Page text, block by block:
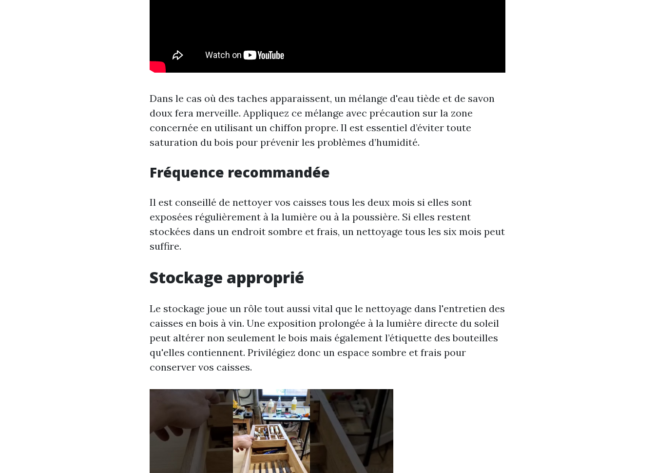
Dans le cas où des taches apparaissent, un mélange d'eau tiède et de savon
doux fera merveille. Appliquez ce mélange avec précaution sur la zone
concernée en utilisant un chiffon propre. Il est essentiel d’éviter toute
saturation du bois pour prévenir les problèmes d’humidité.
Fréquence recommandée
Il est conseillé de nettoyer vos caisses tous les deux mois si elles sont
exposées régulièrement à la lumière ou à la poussière. Si elles restent
stockées dans un endroit sombre et frais, un nettoyage tous les six mois peut
suffire.
Stockage approprié
Le stockage joue un rôle tout aussi vital que le nettoyage dans l'entretien des
caisses en bois à vin. Une exposition prolongée à la lumière directe du soleil
peut altérer non seulement le bois mais également l’étiquette des bouteilles
qu'elles contiennent. Privilégiez donc un espace sombre et frais pour
conserver vos caisses.